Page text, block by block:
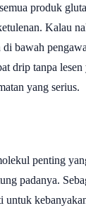
produk
Kalau
bawah
drip tanpa lesen
yang serius.
penting
padanya.
untuk